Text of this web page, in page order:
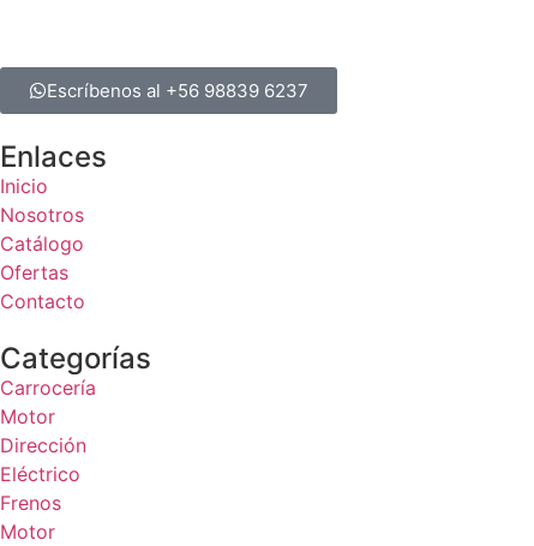
Escríbenos al +56 98839 6237
Enlaces
Inicio
Nosotros
Catálogo
Ofertas
Contacto
Categorías
Carrocería
Motor
Dirección
Eléctrico
Frenos
Motor